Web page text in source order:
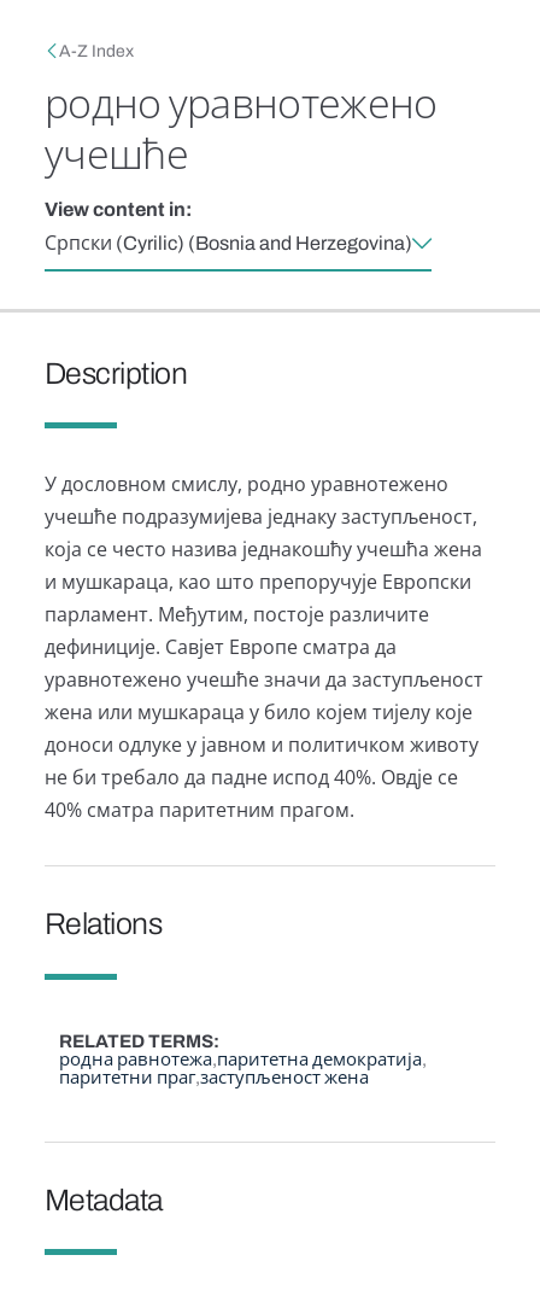
Breadcrumb
A-Z Index
родно уравнотежено
учешће
View content in:
Српски (Cyrilic) (Bosnia and Herzegovina)
Description
У дословном смислу, родно уравнотежено
учешће подразумијева једнаку заступљеност,
која се често назива једнакошћу учешћа жена
и мушкараца, као што препоручује Европски
парламент. Међутим, постоје различите
дефиниције. Савјет Европе сматра да
уравнотежено учешће значи да заступљеност
жена или мушкараца у било којем тијелу које
доноси одлуке у јавном и политичком животу
не би требало да падне испод 40%. Овдје се
40% сматра паритетним прагом.
Relations
RELATED TERMS
родна равнотежа паритетна демократија
паритетни праг заступљеност жена
Metadata